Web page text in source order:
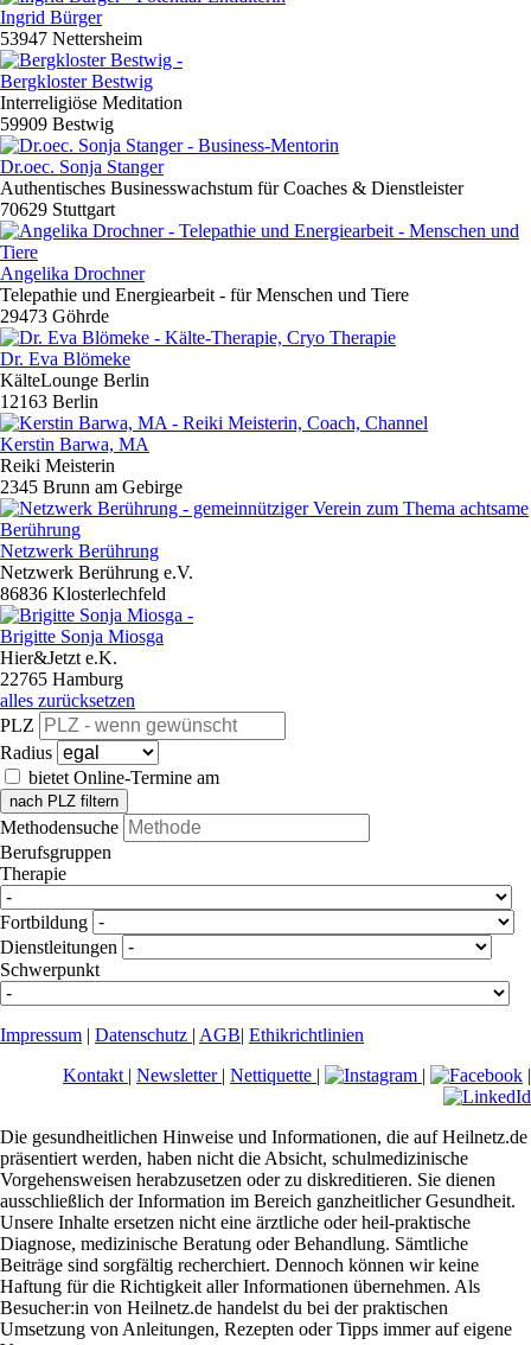
Ingrid Bürger
53947 Nettersheim
Bergkloster Bestwig
Interreligiöse Meditation
59909 Bestwig
Dr.oec. Sonja Stanger
Authentisches Businesswachstum für Coaches & Dienstleister
70629 Stuttgart
Angelika Drochner
Telepathie und Energiearbeit - für Menschen und Tiere
29473 Göhrde
Dr. Eva Blömeke
KälteLounge Berlin
12163 Berlin
Kerstin Barwa, MA
Reiki Meisterin
2345 Brunn am Gebirge
Netzwerk Berührung
Netzwerk Berührung e.V.
86836 Klosterlechfeld
Brigitte Sonja Miosga
Hier&Jetzt e.K.
22765 Hamburg
alles zurücksetzen
PLZ
Radius
bietet Online-Termine am
nach PLZ filtern
Methodensuche
Berufsgruppen
Therapie
Fortbildung
Dienstleitungen
Schwerpunkt
Impressum | Datenschutz | AGB| Ethikrichtlinien
Kontakt | Newsletter | Nettiquette | | |
Die gesundheitlichen Hinweise und Informationen, die auf Heilnetz.de
präsentiert werden, haben nicht die Absicht, schulmedizinische
Vorgehensweisen herabzusetzen oder zu diskreditieren. Sie dienen
ausschließlich der Information im Bereich ganzheitlicher Gesundheit.
Unsere Inhalte ersetzen nicht eine ärztliche oder heil-praktische
Diagnose, medizinische Beratung oder Behandlung. Sämtliche
Beiträge sind sorgfältig recherchiert. Dennoch können wir keine
Haftung für die Richtigkeit aller Informationen übernehmen. Als
Besucher:in von Heilnetz.de handelst du bei der praktischen
Umsetzung von Anleitungen, Rezepten oder Tipps immer auf eigene